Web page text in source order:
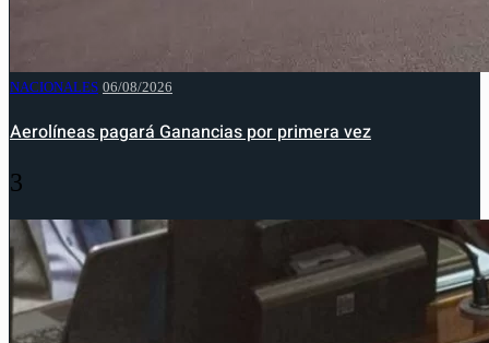
NACIONALES 06/08/2026
Aerolíneas pagará Ganancias por primera vez
3